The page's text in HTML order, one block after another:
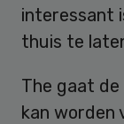
interessant
thuis te
The gaat de
kan worden